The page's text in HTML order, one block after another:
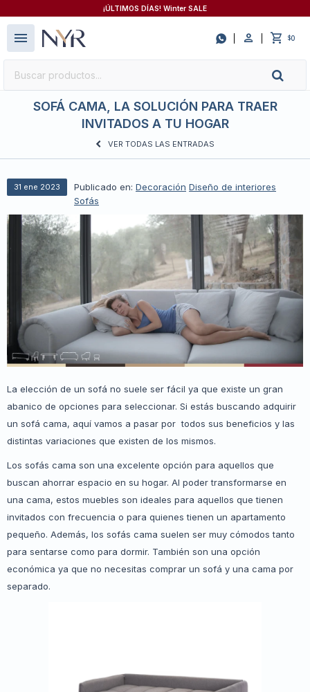
¡ÚLTIMOS DÍAS! Winter SALE
 $0
menu
SOFÁ CAMA, LA SOLUCIÓN PARA TRAER
INVITADOS A TU HOGAR
VER TODAS LAS ENTRADAS
31 ene 2023 Publicado en: Decoración Diseño de interiores
Sofás
La elección de un sofá no suele ser fácil ya que existe un gran
abanico de opciones para seleccionar. Si estás buscando adquirir
un sofá cama, aquí vamos a pasar por todos sus beneficios y las
distintas variaciones que existen de los mismos.
Los sofás cama son una excelente opción para aquellos que
buscan ahorrar espacio en su hogar. Al poder transformarse en
una cama, estos muebles son ideales para aquellos que tienen
invitados con frecuencia o para quienes tienen un apartamento
pequeño. Además, los sofás cama suelen ser muy cómodos tanto
para sentarse como para dormir. También son una opción
económica ya que no necesitas comprar un sofá y una cama por
separado.
close